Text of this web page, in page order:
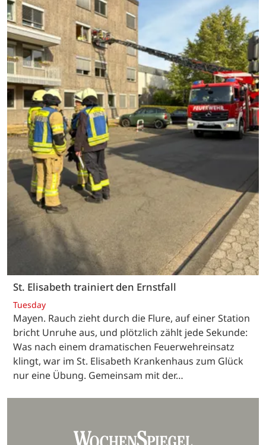
St. Elisabeth trainiert den Ernstfall
Tuesday
Mayen. Rauch zieht durch die Flure, auf einer Station
bricht Unruhe aus, und plötzlich zählt jede Sekunde:
Was nach einem dramatischen Feuerwehreinsatz
klingt, war im St. Elisabeth Krankenhaus zum Glück
nur eine Übung. Gemeinsam mit der…